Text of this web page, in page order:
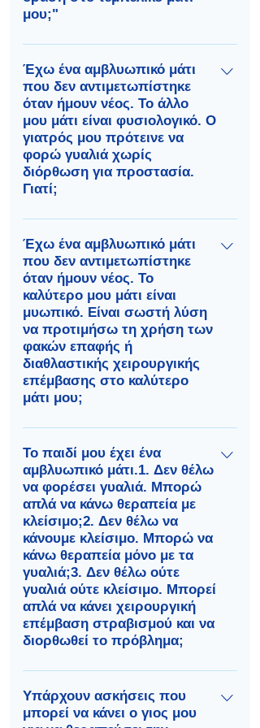
μου;"
Υπάρχουν αναφορές ενηλίκων με
αμβλυωπία που τραυμάτισαν το
καλό τους μάτι και παρουσίασαν
βελτίωση της όρασης στο
τεμπέλικο. Αυτό όμως δεν
συμβαίνει πάντα. Αυτός είναι ένας
από τους κύριους λόγους που η
διάγνωση και η θεραπεία της
όσο το δυνατόν πιο νωρίς στη
διάρκεια της ζωής.
Έχω ένα αμβλυωπικό μάτι
που δεν αντιμετωπίστηκε
όταν ήμουν νέος. Το άλλο
μου μάτι είναι φυσιολογικό. Ο
γιατρός μου πρότεινε να
φορώ γυαλιά χωρίς
διόρθωση για προστασία.
Γιατί;
Είναι εξαιρετικά δυσάρεστο
γεγονός όταν κάποιος με
αμβλυωπία τραυματίζει το καλό
του μάτι. Τα γυαλιά προστατεύουν
τα μάτια από τραυματισμούς. Οι
περισσότεροι τραυματισμοί
ματιών εμφανίζονται ως τυχαία
ατυχήματα στο σπίτι.
Έχω ένα αμβλυωπικό μάτι
που δεν αντιμετωπίστηκε
όταν ήμουν νέος. Το
καλύτερο μου μάτι είναι
μυωπικό. Είναι σωστή λύση
να προτιμήσω τη χρήση των
φακών επαφής ή
διαθλαστικής χειρουργικής
επέμβασης στο καλύτερο
μάτι μου;
Υπάρχουν επιτακτικοί λόγοι για να
παραμείνετε με γυαλιά και να μην
φορέσετε φακούς επαφής ή να
έχετε διαθλαστική χειρουργική
επέμβαση. Όπως αναφέρθηκε
παραπάνω, τα γυαλιά παρέχουν
προστασία στα μάτια σας.
Εξάλλου υπάρχουν κίνδυνοι για
την όραση του καλού ματιού από
τη χρήση φακών επαφής ή τη
διενέργεια διαθλαστικής
χειρουργικής επέμβασης.
Το παιδί μου έχει ένα
αμβλυωπικό μάτι.1. Δεν θέλω
να φορέσει γυαλιά. Μπορώ
απλά να κάνω θεραπεία με
κλείσιμο;2. Δεν θέλω να
κάνουμε κλείσιμο. Μπορώ να
κάνω θεραπεία μόνο με τα
γυαλιά;3. Δεν θέλω ούτε
γυαλιά ούτε κλείσιμο. Μπορεί
απλά να κάνει χειρουργική
επέμβαση στραβισμού και να
διορθωθεί το πρόβλημα;
Τα γυαλιά, το κλείσιμο και η
χειρουργική επέμβαση
στραβισμού αντιμετωπίζουν
Υπάρχουν ασκήσεις που
μπορεί να κάνει ο γιος μου